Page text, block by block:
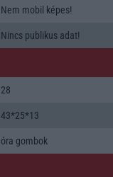
Nem mobil képes!
Nincs publikus adat!
28
43*25*13
óra gombok